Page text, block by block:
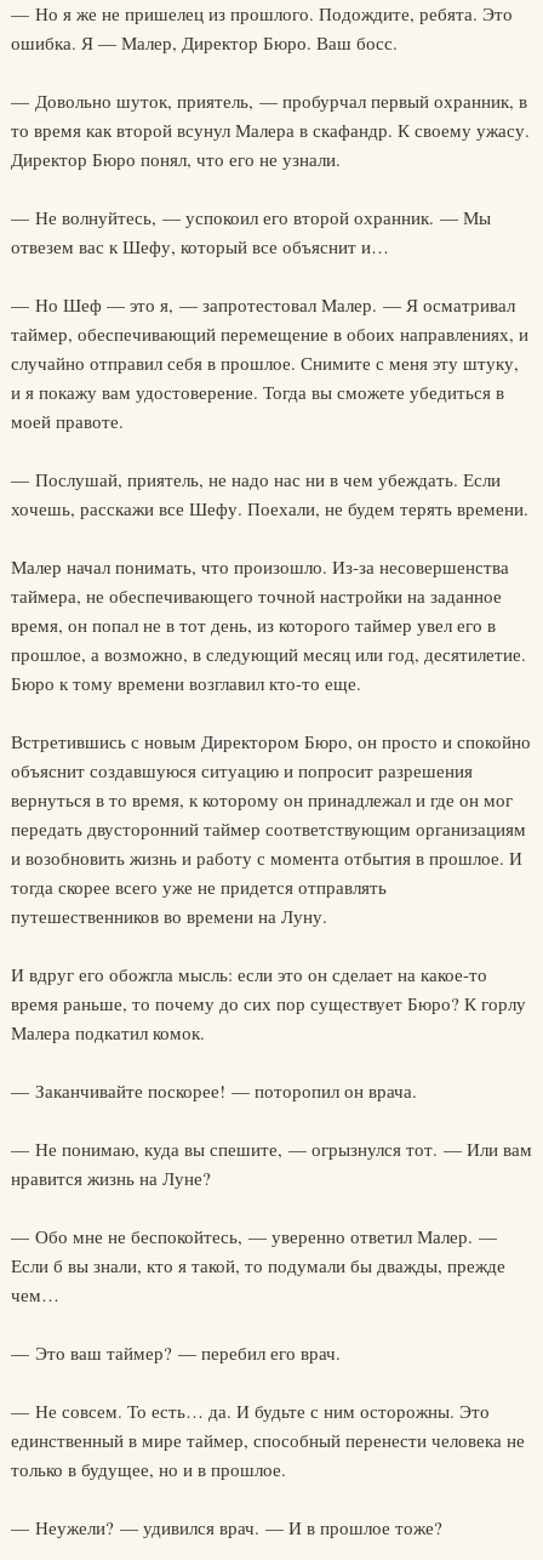
— Но я же не пришелец из прошлого. Подождите, ребята. Это
ошибка. Я — Малер, Директор Бюро. Ваш босс.
— Довольно шуток, приятель, — пробурчал первый охранник, в
то время как второй всунул Малера в скафандр. К своему ужасу.
Директор Бюро понял, что его не узнали.
— Не волнуйтесь, — успокоил его второй охранник. — Мы
отвезем вас к Шефу, который все объяснит и…
— Но Шеф — это я, — запротестовал Малер. — Я осматривал
таймер, обеспечивающий перемещение в обоих направлениях, и
случайно отправил себя в прошлое. Снимите с меня эту штуку,
и я покажу вам удостоверение. Тогда вы сможете убедиться в
моей правоте.
— Послушай, приятель, не надо нас ни в чем убеждать. Если
хочешь, расскажи все Шефу. Поехали, не будем терять времени.
Малер начал понимать, что произошло. Из-за несовершенства
таймера, не обеспечивающего точной настройки на заданное
время, он попал не в тот день, из которого таймер увел его в
прошлое, а возможно, в следующий месяц или год, десятилетие.
Бюро к тому времени возглавил кто-то еще.
Встретившись с новым Директором Бюро, он просто и спокойно
объяснит создавшуюся ситуацию и попросит разрешения
вернуться в то время, к которому он принадлежал и где он мог
передать двусторонний таймер соответствующим организациям
и возобновить жизнь и работу с момента отбытия в прошлое. И
тогда скорее всего уже не придется отправлять
путешественников во времени на Луну.
И вдруг его обожгла мысль: если это он сделает на какое-то
время раньше, то почему до сих пор существует Бюро? К горлу
Малера подкатил комок.
— Заканчивайте поскорее! — поторопил он врача.
— Не понимаю, куда вы спешите, — огрызнулся тот. — Или вам
нравится жизнь на Луне?
— Обо мне не беспокойтесь, — уверенно ответил Малер. —
Если б вы знали, кто я такой, то подумали бы дважды, прежде
чем…
— Это ваш таймер? — перебил его врач.
— Не совсем. То есть… да. И будьте с ним осторожны. Это
единственный в мире таймер, способный перенести человека не
только в будущее, но и в прошлое.
— Неужели? — удивился врач. — И в прошлое тоже?